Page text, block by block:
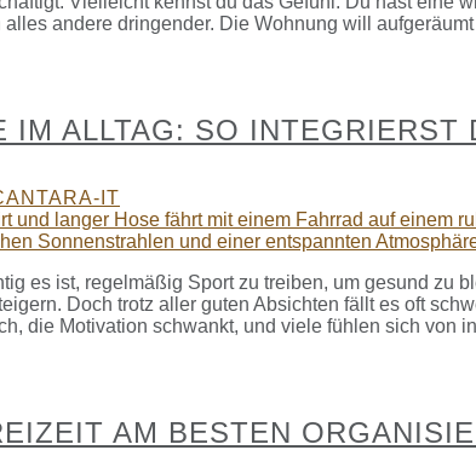
andere dringender. Die Wohnung will aufgeräumt
IM ALLTAG: SO INTEGRIERST
IT
es ist, regelmäßig Sport zu treiben, um gesund zu
Doch trotz aller guten Absichten fällt es oft
die Motivation schwankt, und viele fühlen sich von
AM BESTEN